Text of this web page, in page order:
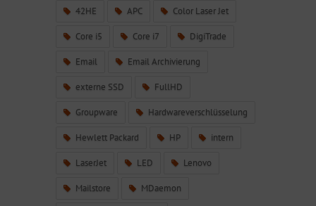
42HE APC Color Laser Jet
Core i5 Core i7 DigiTrade
Email Email Archivierung
externe SSD FullHD
Groupware Hardwareverschlüsselung
Hewlett Packard HP intern
LaserJet LED Lenovo
Mailstore MDaemon